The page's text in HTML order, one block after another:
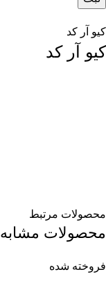
کیو آر کد
کیو آر کد
محصولات مرتبط
محصولات مشابه
فروخته شده